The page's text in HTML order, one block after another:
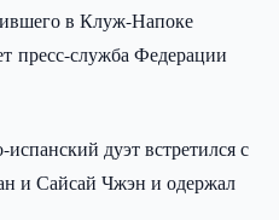
в Клуж-Напоке
пресс-служба Федерации
дуэт встретился с
и Сайсай Чжэн и одержал